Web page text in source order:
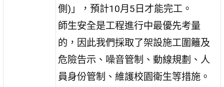
側)」，預計10月5日才能完工。
師生安全是工程進行中最優先考量
的，因此我們採取了架設施工圍籬及
危險告示、噪音管制、動線規劃、人
員身份管制、維護校園衛生等措施。